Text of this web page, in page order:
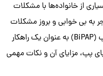
از خانواده‌ها با مشکلات
به بی خوابی و بروز مشکلات
شبانه در کودکان شوند، می‌توان به آسم و آپنه خواب، اشاره کرد. در این راستا، استفاده از دستگاه بای پپ (BiPAP) به عنوان یک راهکار
پپ، مزایای آن و نکات مهمی